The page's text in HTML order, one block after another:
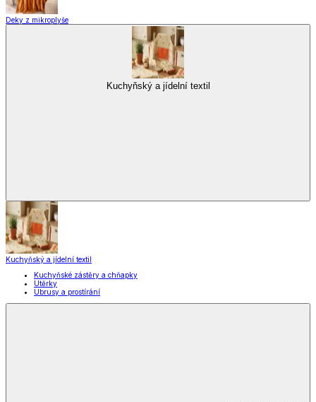
Deky z mikroplyše
Kuchyňský a jídelní textil
Kuchyňský a jídelní textil
Kuchyňské zástěry a chňapky
Utěrky
Ubrusy a prostírání